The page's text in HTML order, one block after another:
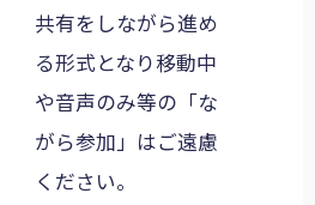
共有をしながら進め
る形式となり移動中
や音声のみ等の「な
がら参加」はご遠慮
ください。